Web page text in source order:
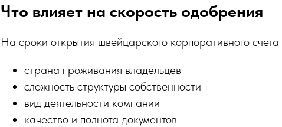
Что влияет на скорость одобрения
На сроки открытия швейцарского корпоративного
страна проживания владельцев
сложность структуры собственности
вид деятельности компании
качество и полнота документов